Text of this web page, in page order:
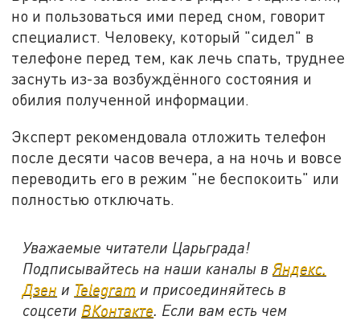
но и пользоваться ими перед сном, говорит
специалист. Человеку, который "сидел" в
телефоне перед тем, как лечь спать, труднее
заснуть из-за возбуждённого состояния и
обилия полученной информации.
Эксперт рекомендовала отложить телефон
после десяти часов вечера, а на ночь и вовсе
переводить его в режим "не беспокоить" или
полностью отключать.
Уважаемые читатели Царьграда!
Подписывайтесь на наши каналы в Яндекс.
Дзен и Telegram и присоединяйтесь в
соцсети ВКонтакте . Если вам есть чем